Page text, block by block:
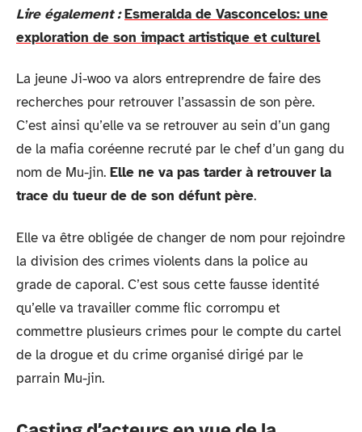
Lire également : Esmeralda de Vasconcelos: une
exploration de son impact artistique et culturel
La jeune Ji-woo va alors entreprendre de faire des
recherches pour retrouver l’assassin de son père.
C’est ainsi qu’elle va se retrouver au sein d’un gang
de la mafia coréenne recruté par le chef d’un gang du
nom de Mu-jin. Elle ne va pas tarder à retrouver la
trace du tueur de de son défunt père.
Elle va être obligée de changer de nom pour rejoindre
la division des crimes violents dans la police au
grade de caporal. C’est sous cette fausse identité
qu’elle va travailler comme flic corrompu et
commettre plusieurs crimes pour le compte du cartel
de la drogue et du crime organisé dirigé par le
parrain Mu-jin.